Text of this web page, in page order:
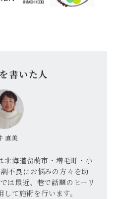
書いた人
直美
北海道留萌市・増毛町・小
不良にお悩みの方々を助
は最近、巷で話題のヒーリ
て施術を行います。